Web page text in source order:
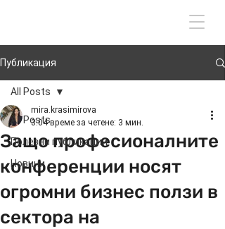
Публикация
All Posts
Полезни публикации
Новини
All Posts
Защо професионалните
конференции носят
огромни бизнес ползи в
сектора на
mira.krasimirova
3.04 време за четене: 3 мин.